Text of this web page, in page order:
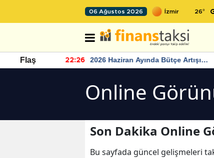
06 Ağustos 2026 26°
Flaş 22:26
2026 Haziran Ayında Bütçe Artışı
Yaşandı
Online
Son Dakika Online
Bu sayfada güncel gelişmeleri